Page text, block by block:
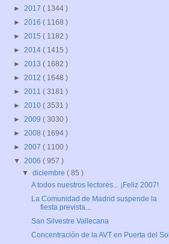
► 2017 ( 1344 )
► 2016 ( 1168 )
► 2015 ( 1182 )
► 2014 ( 1415 )
► 2013 ( 1682 )
► 2012 ( 1648 )
► 2011 ( 3181 )
► 2010 ( 3531 )
► 2009 ( 3030 )
► 2008 ( 1694 )
► 2007 ( 1100 )
▼ 2006 ( 957 )
▼diciembre( 85 )
A todos nuestros lectores... ¡Feliz 2007!
La Comunidad de Madrid suspende la
fiesta prevista...
San Silvestre Vallecana
Concentración de la AVT en Puerta del Sol